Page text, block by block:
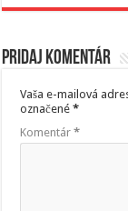
Pridaj komentár
Vaša e-mailová
označené*
Komentár*